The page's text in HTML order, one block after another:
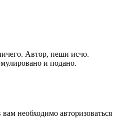
Автор, пеши исчо.
и подано.
необходимо авторизоваться